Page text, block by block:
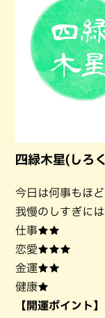
四緑木星(しろ
今日は何事もほ
我慢のしすぎには
仕事★★
恋愛★★★
金運★★
健康★
【開運ポイント】